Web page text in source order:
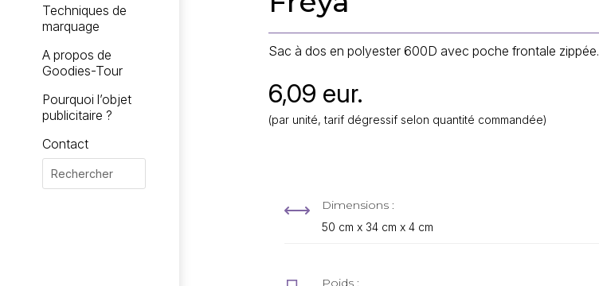
Techniques de
marquage
A propos de
Goodies-Tour
Pourquoi l’objet
publicitaire ?
Contact
Sac à dos en polyester 600D avec poche frontale zippée.
6,09 eur.
(par unité, tarif dégressif selon quantité commandée)
, Dimensions :
50 cm x 34 cm x 4 cm
Poids :